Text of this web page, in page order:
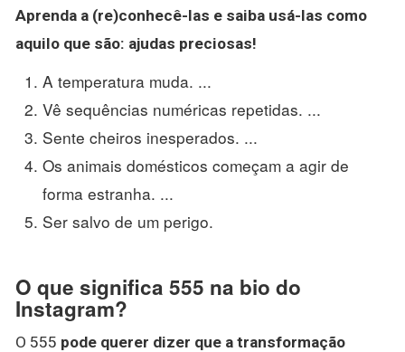
Aprenda a (re)conhecê-las e saiba usá-las como
aquilo que são: ajudas preciosas!
A temperatura muda. ...
Vê sequências numéricas repetidas. ...
Sente cheiros inesperados. ...
Os animais domésticos começam a agir de
forma estranha. ...
Ser salvo de um perigo.
O que significa 555 na bio do
Instagram?
O 555 pode querer dizer que a transformação